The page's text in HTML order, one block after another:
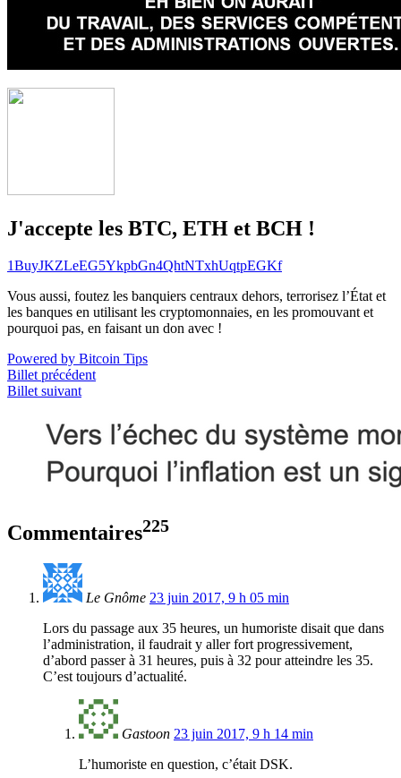
J'accepte les BTC, ETH et BCH !
1BuyJKZLeEG5YkpbGn4QhtNTxhUqtpEGKf
Vous aussi, foutez les banquiers centraux dehors, terrorisez l’État et
les banques en utilisant les cryptomonnaies, en les promouvant et
pourquoi pas, en faisant un don avec !
Powered by Bitcoin Tips
Billet précédent
Billet suivant
Commentaires225
Le Gnôme 23 juin 2017, 9 h 05 min
Lors du passage aux 35 heures, un humoriste disait que dans
l’administration, il faudrait y aller fort progressivement,
d’abord passer à 31 heures, puis à 32 pour atteindre les 35.
C’est toujours d’actualité.
Gastoon 23 juin 2017, 9 h 14 min
L’humoriste en question, c’était DSK.